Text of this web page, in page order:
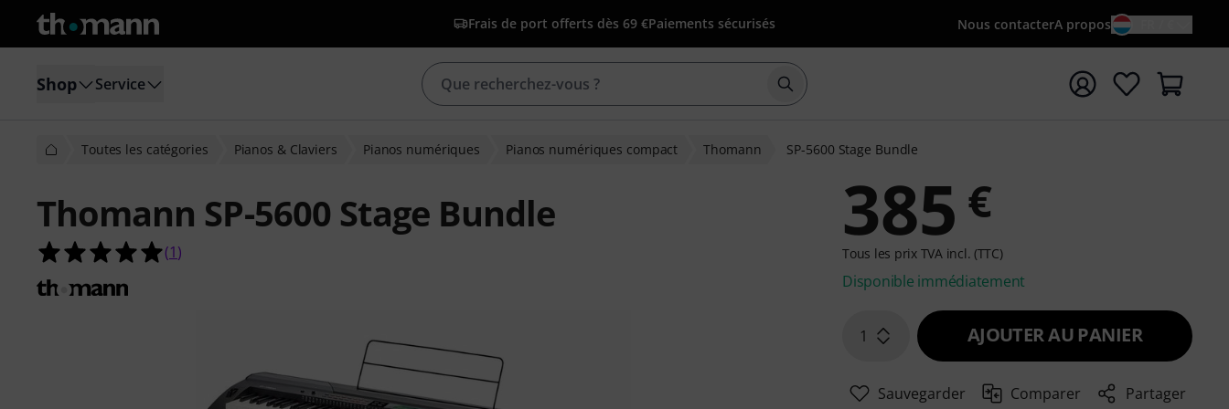
Frais de port offerts dès 69 €Paiements sécurisés Nous contacterA propos
Shop Service Démarrer la recherche avec le terme de recherche
Toutes les catégories Pianos & Claviers Pianos numériques Pianos numériques compact Thomann SP-5600 Stage Bundle
Thomann SP-5600 Stage Bundle
5.0 étoiles sur 5 d'après 1 évaluations clients
(1) 385 €
Tous les prix TVA incl. (TTC)
Disponible immédiatement
1 AJOUTER AU PANIER
Sauvegarder Comparer Partager